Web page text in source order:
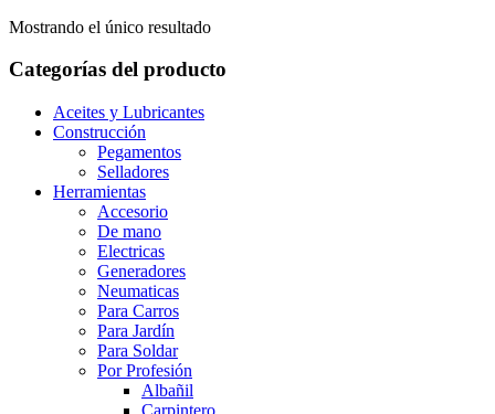
Mostrando el único resultado
Categorías del producto
Aceites y Lubricantes
Construcción
Pegamentos
Selladores
Herramientas
Accesorio
De mano
Electricas
Generadores
Neumaticas
Para Carros
Para Jardín
Para Soldar
Por Profesión
Albañil
Carpintero